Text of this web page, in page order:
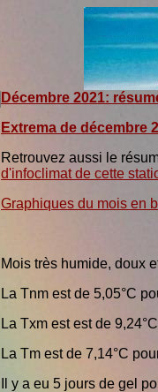
Décembre 2021:
Extrema de décembre
Retrouvez aussi le
d'infoclimat de cette
Graphiques du mois en
Mois très humide, doux
La Tnm est de 5,05°C
La Txm est est de
La Tm est de 7,14°C
Il y a eu 5 jours de gel